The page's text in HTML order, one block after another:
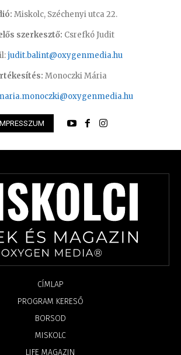
Miskolc, Széchenyi utca 22.
szerkesztő: Csrefkó Judit
judit.balint@oxygenmedia.hu
Monoczki Mária
CÍMLAP
PROGRAM KERESŐ
BORSOD
MISKOLC
LIFE MAGAZIN